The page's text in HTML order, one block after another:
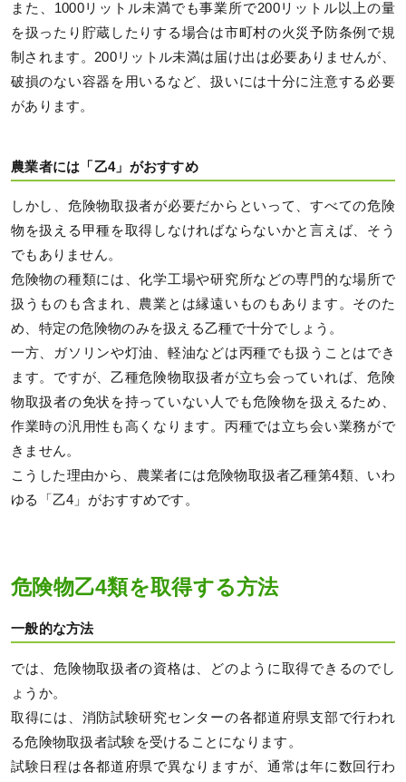
また、1000リットル未満でも事業所で200リットル以上の量
を扱ったり貯蔵したりする場合は市町村の火災予防条例で規
制されます。200リットル未満は届け出は必要ありませんが、
破損のない容器を用いるなど、扱いには十分に注意する必要
があります。
農業者には「乙4」がおすすめ
しかし、危険物取扱者が必要だからといって、すべての危険
物を扱える甲種を取得しなければならないかと言えば、そう
でもありません。
危険物の種類には、化学工場や研究所などの専門的な場所で
扱うものも含まれ、農業とは縁遠いものもあります。そのた
め、特定の危険物のみを扱える乙種で十分でしょう。
一方、ガソリンや灯油、軽油などは丙種でも扱うことはでき
ます。ですが、乙種危険物取扱者が立ち会っていれば、危険
物取扱者の免状を持っていない人でも危険物を扱えるため、
作業時の汎用性も高くなります。丙種では立ち会い業務がで
きません。
こうした理由から、農業者には危険物取扱者乙種第4類、いわ
ゆる「乙4」がおすすめです。
危険物乙4類を取得する方法
一般的な方法
では、危険物取扱者の資格は、どのように取得できるのでし
ょうか。
取得には、消防試験研究センターの各都道府県支部で行われ
る危険物取扱者試験を受けることになります。
試験日程は各都道府県で異なりますが、通常は年に数回行わ